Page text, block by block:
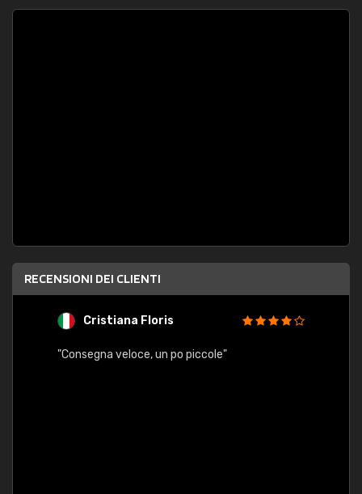
RECENSIONI DEI CLIENTI
Cristiana Floris
"Consegna veloce, un po piccole"